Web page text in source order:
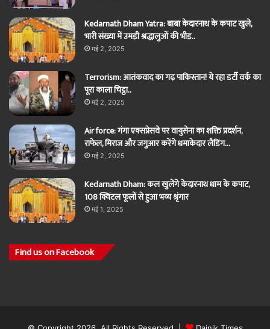
Kedarnath Dham Yatra: बाबा केदारनाथ के कपाट खुले,
भारी संख्या में उमड़ी श्रद्धालुओं की भीड़..
मई 2, 2025
Terrorism: आतंकवाद का गढ़ पाकिस्तान! ये रहा डर्टी वर्क का
पूरा काला चिट्ठा..
मई 2, 2025
Air force: गंगा एक्सप्रेसवे पर वायुसेना का शक्ति प्रदर्शन,
राफेल, मिराज और जगुआर करेंगे धमाकेदार लैंडिंग…
मई 2, 2025
Kedarnath Dham: कल खुलेंगे केदारनाथ धाम के कपाट,
108 क्विंटल फूलों से हुआ भव्य श्रृंगार
मई 1, 2025
Find us on Facebook